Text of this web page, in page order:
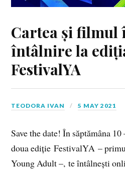
Cartea și filmul
întâlnire la
FestivalYA
TEODORA IVAN 5 MAY 2021
Save the date! În săptămâna
doua ediție FestivalYA –
Young Adult –, te întâlnești